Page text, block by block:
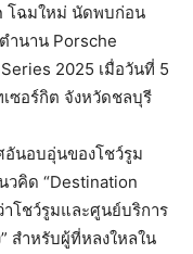
โฉมใหม่ นัดพบก่อน
ำนาน Porsche
2025 เมื่อวันที่ 5
ซอร์กิต จังหวัดชลบุรี
อันอบอุ่นของโชว์รูม
คิด “Destination
โชว์รูมและศูนย์บริการ
สำหรับผู้ที่หลงใหลใน